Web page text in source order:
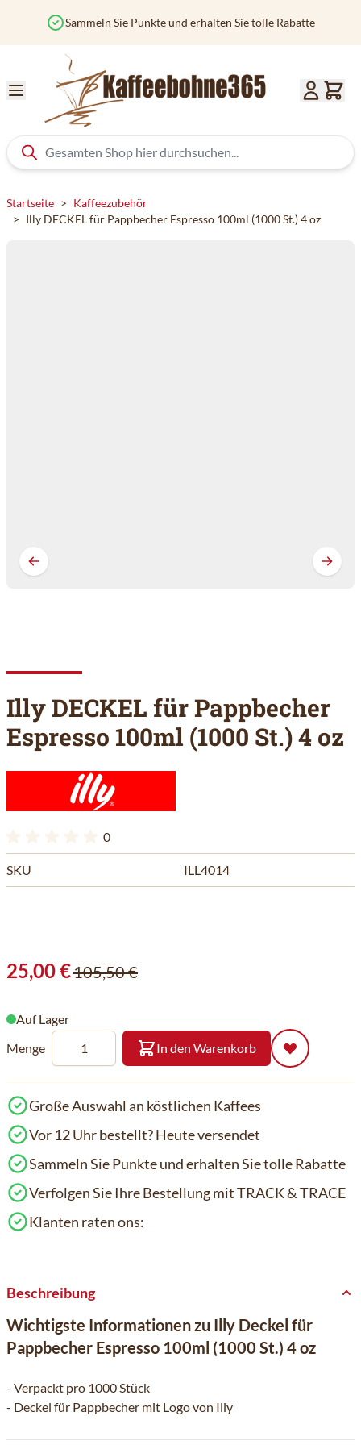
Sammeln Sie Punkte und erhalten Sie tolle Rabatte
Startseite > Kaffeezubehör
> Illy DECKEL für Pappbecher Espresso 100ml (1000 St.) 4 oz
Illy DECKEL für Pappbecher
Espresso 100ml (1000 St.) 4 oz
0
SKU ILL4014
25,00 €105,50 €
Auf Lager
Menge
In den Warenkorb
Große Auswahl an köstlichen Kaffees
Vor 12 Uhr bestellt? Heute versendet
Sammeln Sie Punkte und erhalten Sie tolle Rabatte
Verfolgen Sie Ihre Bestellung mit TRACK & TRACE
Klanten raten ons:
Beschreibung
Wichtigste Informationen zu Illy Deckel für
Pappbecher Espresso 100ml (1000 St.) 4 oz
- Verpackt pro 1000 Stück
- Deckel für Pappbecher mit Logo von Illy